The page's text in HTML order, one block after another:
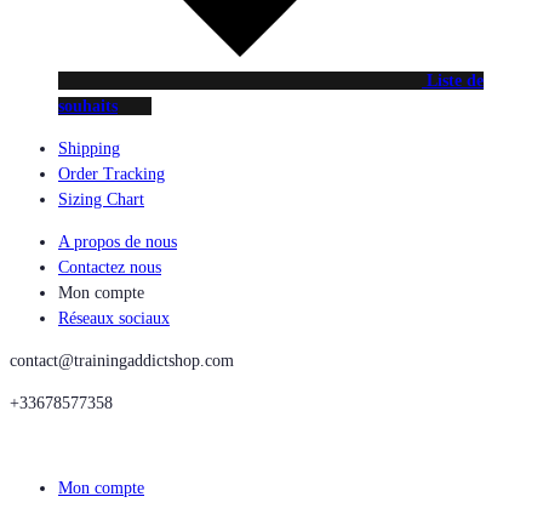
Liste de
souhaits
Shipping
Order Tracking
Sizing Chart
A propos de nous
Contactez nous
Mon compte
Réseaux sociaux
contact@trainingaddictshop.com
+33678577358
Mon compte